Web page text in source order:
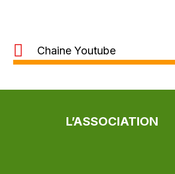
Chaine Youtube
L’ASSOCIATION